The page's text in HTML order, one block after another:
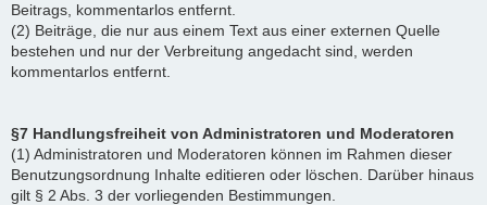
Beitrags, kommentarlos entfernt.
(2) Beiträge, die nur aus einem Text aus einer externen Quelle
bestehen und nur der Verbreitung angedacht sind, werden
kommentarlos entfernt.
§7 Handlungsfreiheit von Administratoren und Moderatoren
(1) Administratoren und Moderatoren können im Rahmen dieser
Benutzungsordnung Inhalte editieren oder löschen. Darüber hinaus
gilt § 2 Abs. 3 der vorliegenden Bestimmungen.